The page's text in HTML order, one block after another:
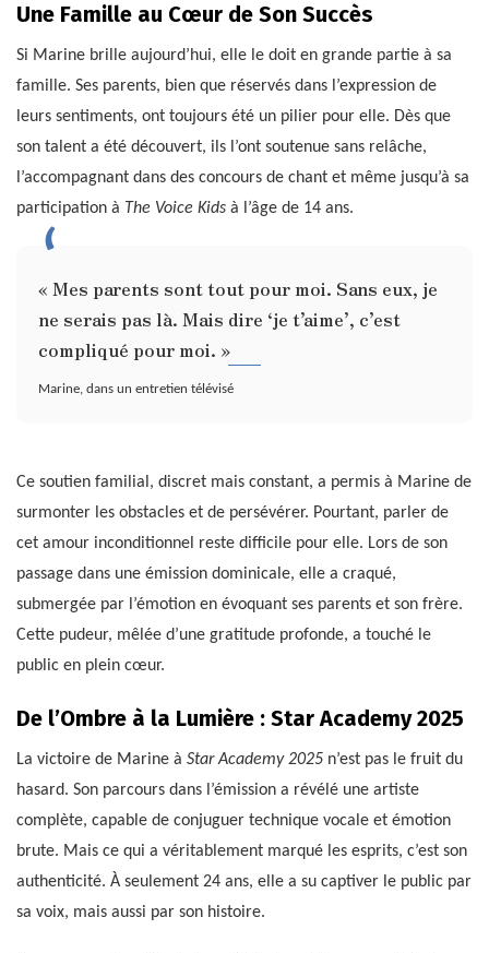
Une Famille au Cœur de Son Succès
Si Marine brille aujourd’hui, elle le doit en grande partie à sa
famille. Ses parents, bien que réservés dans l’expression de
leurs sentiments, ont toujours été un pilier pour elle. Dès que
son talent a été découvert, ils l’ont soutenue sans relâche,
l’accompagnant dans des concours de chant et même jusqu’à sa
participation à The Voice Kids à l’âge de 14 ans.
« Mes parents sont tout pour moi. Sans eux, je
ne serais pas là. Mais dire ‘je t’aime’, c’est
compliqué pour moi. »
Marine, dans un entretien télévisé
Ce soutien familial, discret mais constant, a permis à Marine de
surmonter les obstacles et de persévérer. Pourtant, parler de
cet amour inconditionnel reste difficile pour elle. Lors de son
passage dans une émission dominicale, elle a craqué,
submergée par l’émotion en évoquant ses parents et son frère.
Cette pudeur, mêlée d’une gratitude profonde, a touché le
public en plein cœur.
De l’Ombre à la Lumière : Star Academy 2025
La victoire de Marine à Star Academy 2025 n’est pas le fruit du
hasard. Son parcours dans l’émission a révélé une artiste
complète, capable de conjuguer technique vocale et émotion
brute. Mais ce qui a véritablement marqué les esprits, c’est son
authenticité. À seulement 24 ans, elle a su captiver le public par
sa voix, mais aussi par son histoire.